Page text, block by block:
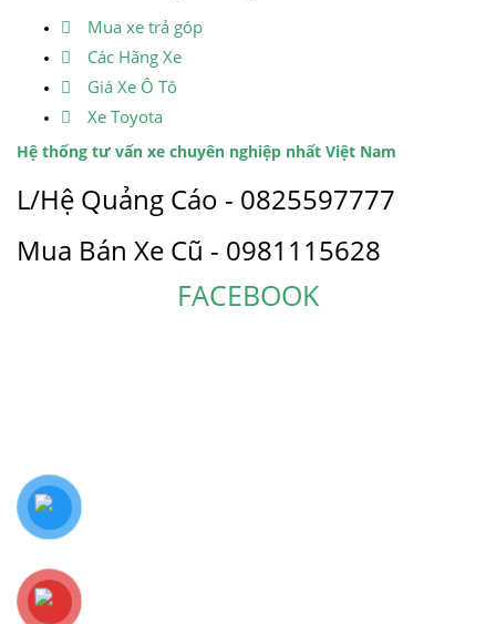
Mua xe trả góp
Các Hãng Xe
Giá Xe Ô Tô
Xe Toyota
Hệ thống tư vấn xe chuyên nghiệp nhất Việt Nam
L/Hệ Quảng Cáo - 0825597777
Mua Bán Xe Cũ - 0981115628
FACEBOOK